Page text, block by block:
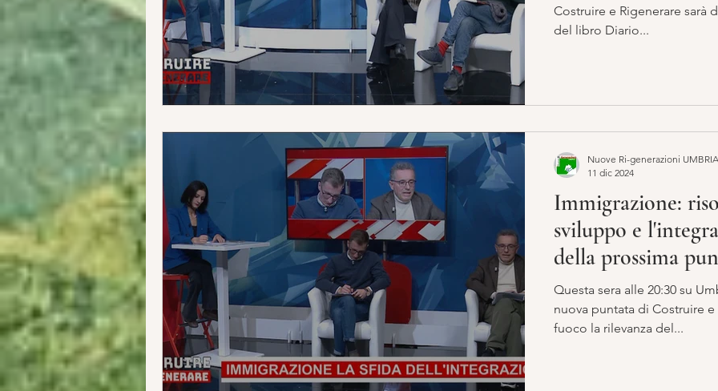
Costruire e Rigenerare sarà dedicata alla presentazione
del libro Diario...
Immigrazione:
sviluppo e
della prossima
Rigenerare
Questa sera alle 20:30 su Umbria TV , andrà in onda una
nuova puntata di Costruire e
fuoco la rilevanza del...
Nuove Ri-generazioni UMBRIA
11 dic 2024